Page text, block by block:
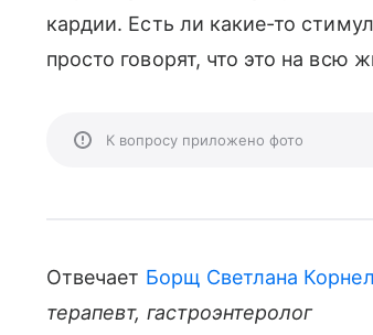
кардии. Есть ли какие-то
просто говорят, что это на всю
К вопросу приложено фото
Отвечает Борщ Светлана
терапевт, гастроэнтеролог